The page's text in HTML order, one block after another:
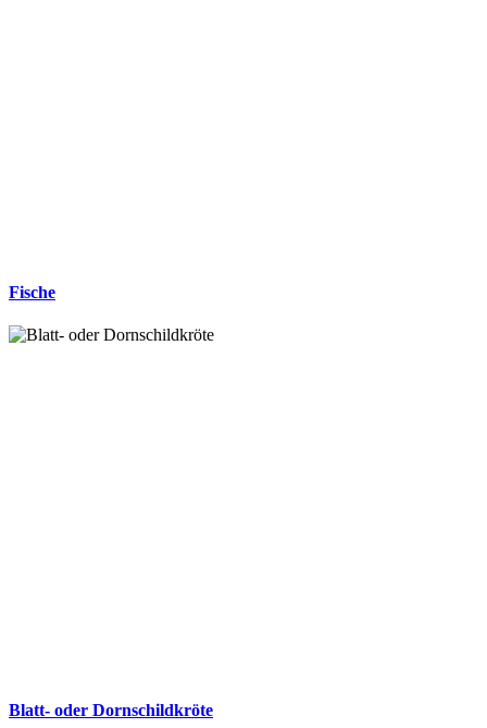
Fische
Blatt- oder Dornschildkröte